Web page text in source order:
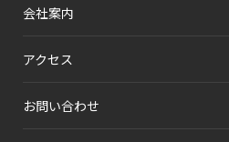
会社案内
アクセス
お問い合わせ